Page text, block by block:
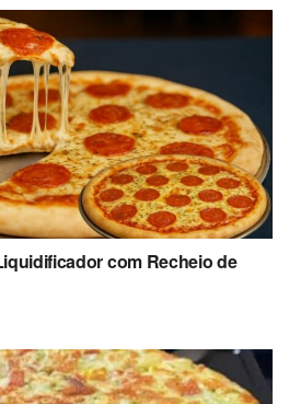
com Recheio de